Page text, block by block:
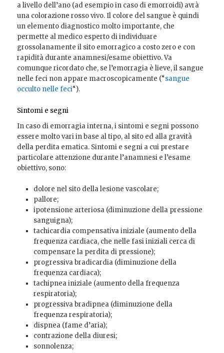
a livello dell’ano (ad esempio in caso di emorroidi) avrà
una colorazione rosso vivo. Il colore del sangue è quindi
un elemento diagnostico molto importante, che
permette al medico esperto di individuare
grossolanamente il sito emorragico a costo zero e con
rapidità durante anamnesi/esame obiettivo. Va
comunque ricordato che, se l’emorragia è lieve, il sangue
nelle feci non appare macroscopicamente (“sangue
occulto nelle feci“).
Sintomi e segni
In caso di emorragia interna, i sintomi e segni possono
essere molto vari in base al tipo, al sito ed alla gravità
della perdita ematica. Sintomi e segni a cui prestare
particolare attenzione durante l’anamnesi e l’esame
obiettivo, sono:
dolore nel sito della lesione vascolare;
pallore;
ipotensione arteriosa (diminuzione della pressione
sanguigna);
tachicardia compensativa iniziale (aumento della
frequenza cardiaca, che nelle fasi iniziali cerca di
compensare la perdita di pressione);
progressiva bradicardia (diminuzione della
frequenza cardiaca);
tachipnea iniziale (aumento della frequenza
respiratoria);
progressiva bradipnea (diminuzione della
frequenza respiratoria);
dispnea (fame d’aria);
contrazione della diuresi;
sonnolenza;